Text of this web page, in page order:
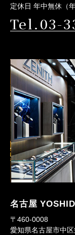
定休日 年中無休（
Tel.03-
名古屋
〒460-0008
愛知県名古屋市中